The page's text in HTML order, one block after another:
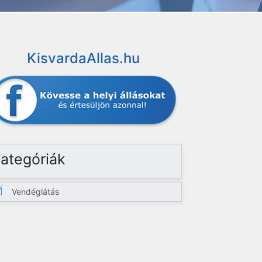
KisvardaAllas.hu
Vendéglátás